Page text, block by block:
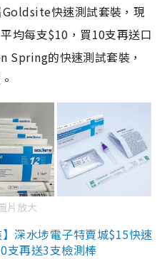
快速測試套裝，現
均每支$10，買10支再送口
Spring的快速測試套裝，
片放大
深水埗電子特賣城$15快速
支再送3支檢測棒